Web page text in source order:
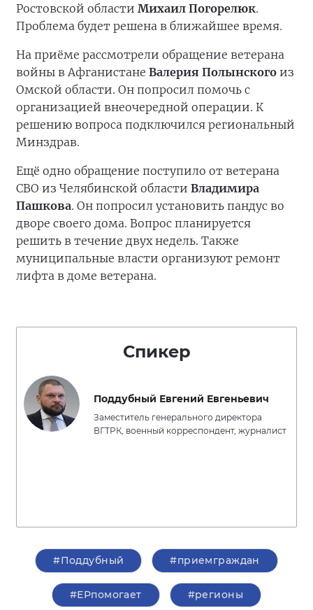
Ростовской области Михаил Погорелюк.
Проблема будет решена в ближайшее время.
На приёме рассмотрели обращение ветерана
войны в Афганистане Валерия Полынского из
Омской области. Он попросил помочь с
организацией внеочередной операции. К
решению вопроса подключился региональный
Минздрав.
Ещё одно обращение поступило от ветерана
СВО из Челябинской области Владимира
Пашкова. Он попросил установить пандус во
дворе своего дома. Вопрос планируется
решить в течение двух недель. Также
муниципальные власти организуют ремонт
лифта в доме ветерана.
Спикер
Поддубный Евгений Евгеньевич
Заместитель генерального директора
ВГТРК, военный корреспондент, журналист
#Поддубный #приемграждан
#ЕРпомогает #регионы